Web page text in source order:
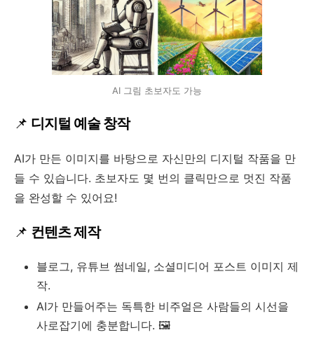
AI 그림 초보자도 가능
📌 디지털 예술 창작
AI가 만든 이미지를 바탕으로 자신만의 디지털 작품을 만
들 수 있습니다. 초보자도 몇 번의 클릭만으로 멋진 작품
을 완성할 수 있어요!
📌 컨텐츠 제작
블로그, 유튜브 썸네일, 소셜미디어 포스트 이미지 제
작.
AI가 만들어주는 독특한 비주얼은 사람들의 시선을
사로잡기에 충분합니다. 🖼️